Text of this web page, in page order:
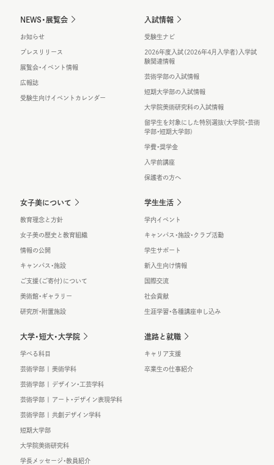
NEWS・展覧会
お知らせ
プレスリリース
展覧会・イベント情報
広報誌
受験生向けイベントカレンダー
入試情報
受験生ナビ
2026年度入試（2026年4月入学者）入学試
験関連情報
芸術学部の入試情報
短期大学部の入試情報
大学院美術研究科の入試情報
留学生を対象にした特別選抜(大学院・芸術
学部・短期大学部)
学費・奨学金
入学前講座
保護者の方へ
女子美について
教育理念と方針
女子美の歴史と教育組織
情報の公開
キャンパス・施設
ご支援（ご寄付）について
美術館・ギャラリー
研究所・附置施設
学生生活
学内イベント
キャンパス・施設・クラブ活動
学生サポート
新入生向け情報
国際交流
社会貢献
生涯学習・各種講座申し込み
大学・短大・大学院
学べる科目
芸術学部 | 美術学科
芸術学部 | デザイン・工芸学科
芸術学部 | アート・デザイン表現学科
芸術学部 | 共創デザイン学科
短期大学部
大学院美術研究科
学長メッセージ・教員紹介
進路と就職
キャリア支援
卒業生の仕事紹介